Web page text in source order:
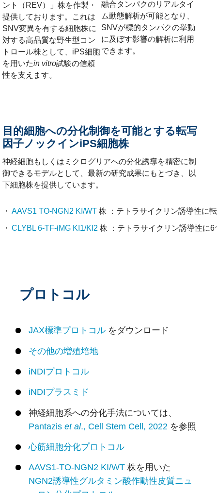
ント（REV）」株を作製・
提供しております。これは
SNV変異を有する細胞株に
対する高品質な野生型コン
トロール株として、iPS細胞
を用いたin vitro試験の信頼
性を支えます。
融合タンパクのリアルタイ
ム動態解析が可能となり、
SNVが標的タンパクの挙動
に及ぼす影響の解析に利用
できます。
目的細胞への分化制御を可能とする転写
因子ノックインiPS細胞株
神経細胞もしくはミクログリアへの分化誘導を精密に制
御できるモデルとして、最新の研究成果にもとづき、以
下細胞株を提供しています。
AAVS1 TO-NGN2 KI/WT 株 ：テトラサイクリン誘導性に
CLYBL 6-TF-iMG KI1/KI2 株 ：テトラサイクリン誘導性に
プロトコル
JAX標準プロトコル をダウンロード
その他の増殖培地
iNDIプロトコル
iNDIプラスミド
神経細胞系への分化手法については、
Pantaziset al., Cell Stem Cell, 2022 を参照
心筋細胞分化プロトコル
AAVS1-TO-NGN2 KI/WT 株を用いた
NGN2誘導性グルタミン酸作動性皮質ニュ